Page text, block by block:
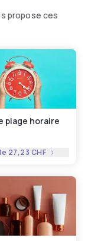
propose ces
plage horaire
27,23 CHF